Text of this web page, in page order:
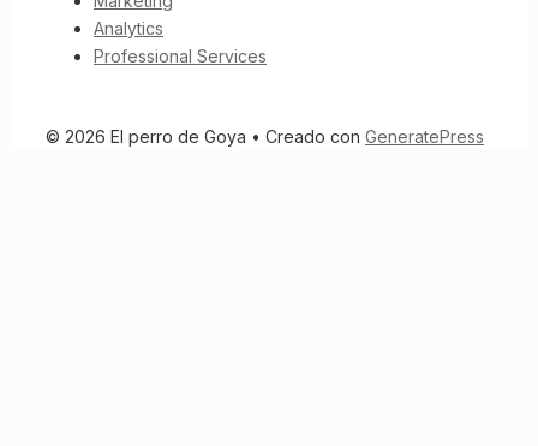
Analytics
Professional Services
© 2026 El perro de Goya • Creado con GeneratePress